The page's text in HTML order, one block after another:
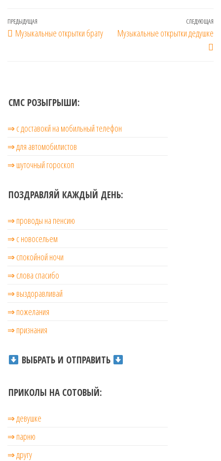
Навигация
по
Предыдущая
запись
ПРЕДЫДУЩАЯ
Музыкальные открытки брату
СЛЕДУЮЩАЯ
Музыкальные открытки дедушке
СМС РОЗЫГРЫШИ:
⇒ с доставокй на мобильный телефон
⇒ для автомобилистов
⇒ шуточный гороскоп
ПОЗДРАВЛЯЙ КАЖДЫЙ ДЕНЬ:
⇒ проводы на пенсию
⇒ с новосельем
⇒ cпокойной ночи
⇒ слова спасибо
⇒ выздоравливай
⇒ пожелания
⇒ признания
ВЫБРАТЬ И ОТПРАВИТЬ
ПРИКОЛЫ НА СОТОВЫЙ:
⇒ девушке
⇒ парню
⇒ другу